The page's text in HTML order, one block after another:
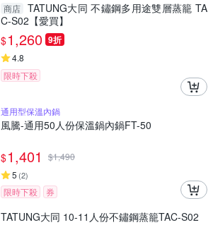
商店 TATUNG大同 不鏽鋼多用途雙層蒸籠 TA
C-S02【愛買】
$1,260 9折
4.8
限時下殺
通用型保溫內鍋
風騰-通用50人份保溫鍋內鍋FT-50
$1,401 $1,490
5 (2)
限時下殺 券
TATUNG大同 10-11人份不鏽鋼蒸籠TAC-S02